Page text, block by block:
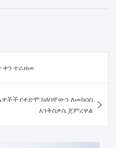
ቀን ተራዘመ
የቀድሞ ክለባቸውን ለመክሰስ
እንቅስቃሴ ጀምረዋል